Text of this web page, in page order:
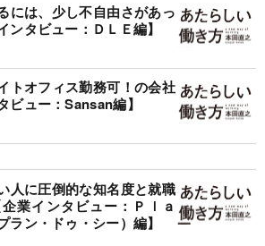
には、少し不自由さがあっ
ンタビュー：ＤＬＥ編】
トオフィス勤務可！の会社
ビュー：Sansan編】
人に圧倒的な知名度と就職
業インタビュー：Ｐｌａ
ラン・ドゥ・シー）編】